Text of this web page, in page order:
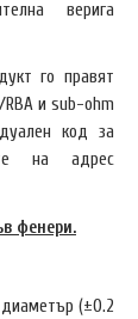
верига
го правят
и sub-ohm
код за
на адрес
фенери.
(±0.2